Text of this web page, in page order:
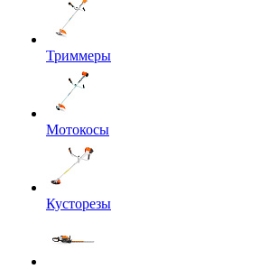
Триммеры
Мотокосы
Кусторезы